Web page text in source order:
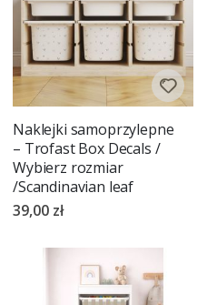
Naklejki samoprzylepne
– Trofast Box Decals /
Wybierz rozmiar
/Scandinavian leaf
39,00 zł